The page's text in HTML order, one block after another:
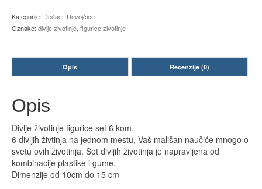
kom.
količina
Kategorije: Dečaci, Devojčice
Oznake: divlje zivotinje, figurice zivotinje
Opis Recenzije (0)
Opis
Divlje životinje figurice set 6 kom.
6 divljih živtinja na jednom mestu, Vaš mališan naučiće mnogo o
svetu ovih životinja. Set divljih životinja je napravljena od
kombinacije plastike i gume.
Dimenzije od 10cm do 15 cm